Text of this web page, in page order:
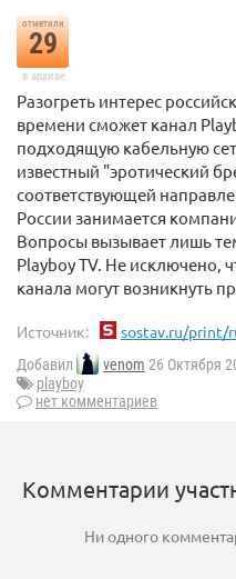
отметили
29
в архиве
Разогреть интерес
времени сможет канал
подходящую кабельную
известный "эротический
соответствующей
России занимается
Вопросы вызывает лишь
Playboy TV. Не исключено,
канала могут возникнуть
Источник: sostav.ru/print/
Добавил venom 26 Октября
playboy
нет комментариев
Комментарии
Ни одного